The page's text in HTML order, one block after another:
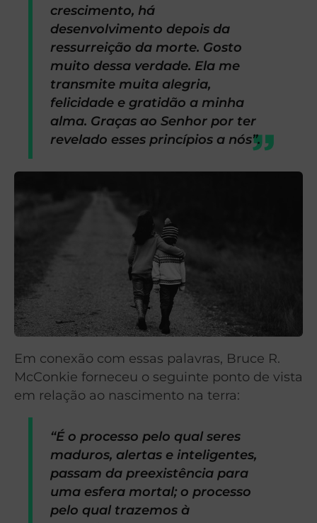
crescimento, há
desenvolvimento depois da
ressurreição da morte. Gosto
muito dessa verdade. Ela me
transmite muita alegria,
felicidade e gratidão a minha
alma. Graças ao Senhor por ter
revelado esses princípios a nós”.
Em conexão com essas palavras, Bruce R.
McConkie forneceu o seguinte ponto de vista
em relação ao nascimento na terra:
“É o processo pelo qual seres
maduros, alertas e inteligentes,
passam da preexistência para
uma esfera mortal; o processo
pelo qual trazemos à